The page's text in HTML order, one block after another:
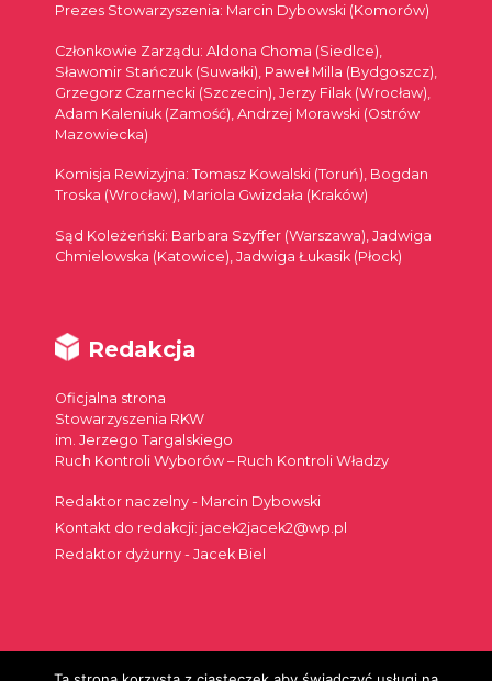
Prezes Stowarzyszenia: Marcin Dybowski (Komorów)
Członkowie Zarządu: Aldona Choma (Siedlce),
Sławomir Stańczuk (Suwałki), Paweł Milla (Bydgoszcz),
Grzegorz Czarnecki (Szczecin), Jerzy Filak (Wrocław),
Adam Kaleniuk (Zamość), Andrzej Morawski (Ostrów
Mazowiecka)
Komisja Rewizyjna: Tomasz Kowalski (Toruń), Bogdan
Troska (Wrocław), Mariola Gwizdała (Kraków)
Sąd Koleżeński: Barbara Szyffer (Warszawa), Jadwiga
Chmielowska (Katowice), Jadwiga Łukasik (Płock)
Redakcja
Oficjalna strona
Stowarzyszenia RKW
im. Jerzego Targalskiego
Ruch Kontroli Wyborów – Ruch Kontroli Władzy
Redaktor naczelny - Marcin Dybowski
Kontakt do redakcji: jacek2jacek2@wp.pl
Redaktor dyżurny - Jacek Biel